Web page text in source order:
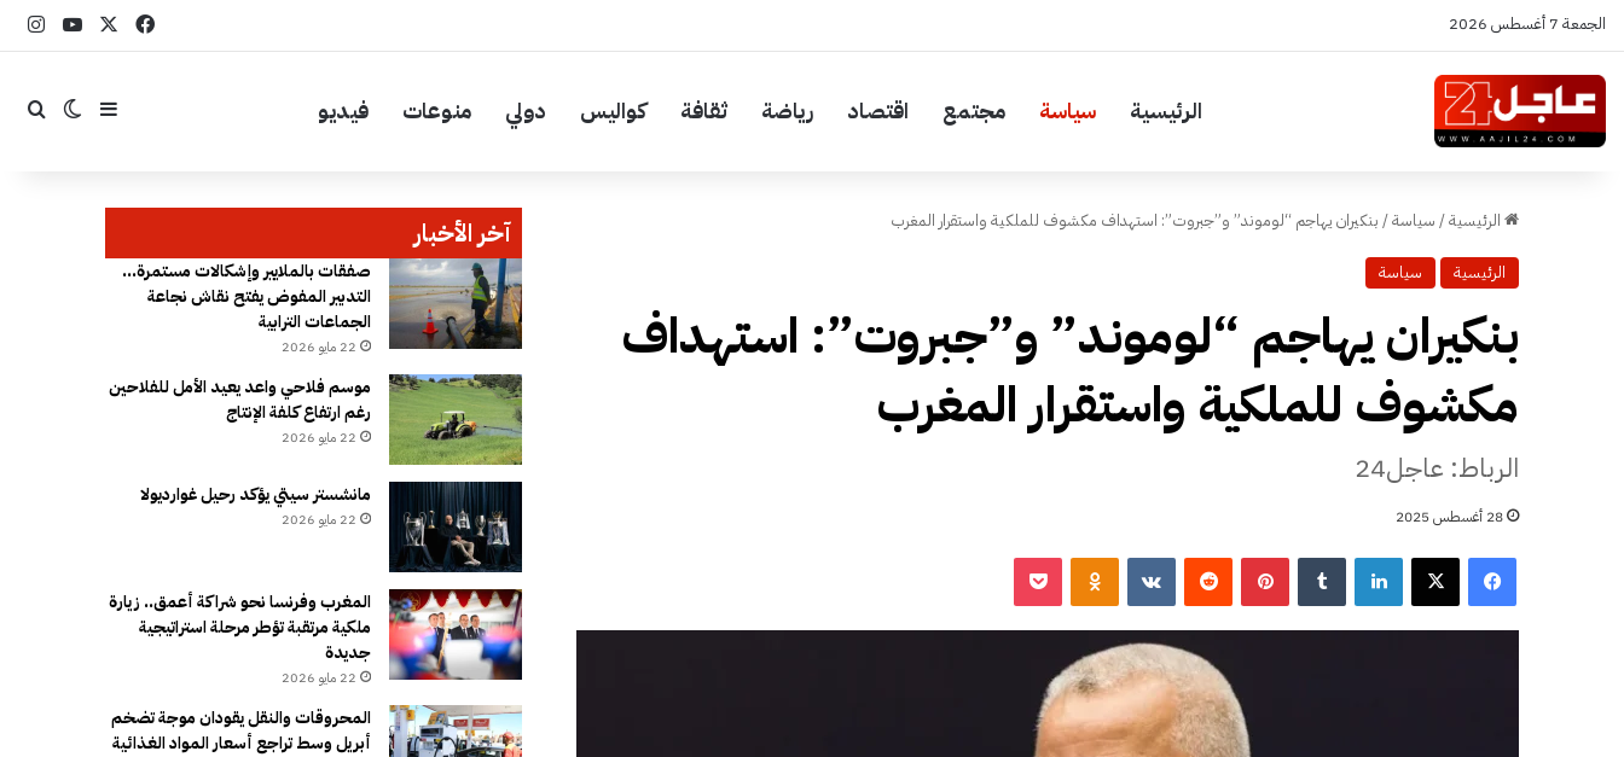
الجمعة 7 أغسطس 2026 فيسبوك
الرئيسية سياسة مجتمع اقتصاد رياضة ثقافة كواليس دولي منوعات فيديو إضافة عمود
الوضع
الرئيسية/ سياسة/ بنكيران يهاجم “لوموند” و”جبروت”: استهداف مكشوف للملكية واستقرار المغرب
الرئيسية سياسة
بنكيران يهاجم “لوموند” و”جبروت”: استهداف
مكشوف للملكية واستقرار المغرب
الرباط: عاجل24
28 أغسطس 2025
فيسبوك ‫X لينكدإن بينتيريست ‏VKontakte
آخر الأخبار
صفقات بالملايير وإشكالات مستمرة…
التدبير المفوض يفتح نقاش نجاعة
الجماعات الترابية
22 مايو 2026
موسم فلاحي واعد يعيد الأمل للفلاحين
رغم ارتفاع كلفة الإنتاج
22 مايو 2026
مانشستر سيتي يؤكد رحيل غوارديولا
22 مايو 2026
المغرب وفرنسا نحو شراكة أعمق.. زيارة
ملكية مرتقبة تؤطر مرحلة استراتيجية
جديدة
22 مايو 2026
المحروقات والنقل يقودان موجة تضخم
أبريل وسط تراجع أسعار المواد الغذائية